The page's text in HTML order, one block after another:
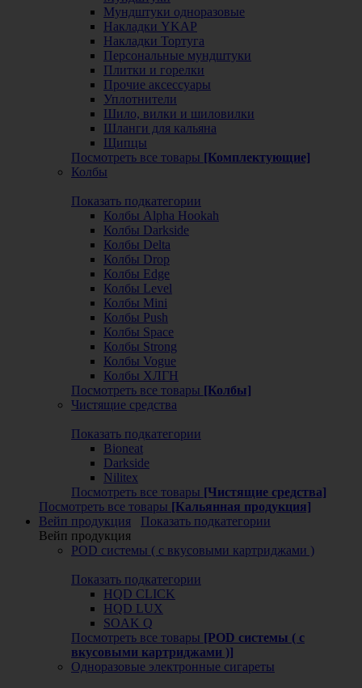
Мундштуки одноразовые
Накладки YKAP
Накладки Тортуга
Персональные мундштуки
Плитки и горелки
Прочие аксессуары
Уплотнители
Шило, вилки и шиловилки
Шланги для кальяна
Щипцы
Посмотреть все товары [Комплектующие]
Колбы
Показать подкатегории
Колбы Alpha Hookah
Колбы Darkside
Колбы Delta
Колбы Drop
Колбы Edge
Колбы Level
Колбы Mini
Колбы Push
Колбы Space
Колбы Strong
Колбы Vogue
Колбы ХЛГН
Посмотреть все товары [Колбы]
Чистящие средства
Показать подкатегории
Bioneat
Darkside
Nilitex
Посмотреть все товары [Чистящие средства]
Посмотреть все товары [Кальянная продукция]
Вейп продукция
Показать подкатегории
Вейп продукция
POD системы ( с вкусовыми картриджами )
Показать подкатегории
HQD CLICK
HQD LUX
SOAK Q
Посмотреть все товары [POD системы ( с
вкусовыми картриджами )]
Одноразовые электронные сигареты